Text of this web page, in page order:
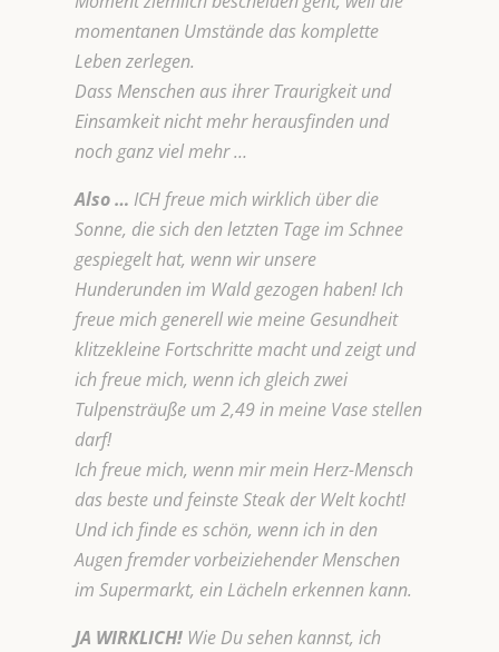
momentanen Umstände das komplette
Leben zerlegen.
Dass Menschen aus ihrer Traurigkeit und
Einsamkeit nicht mehr herausfinden und
noch ganz viel mehr …
Also … ICH freue mich wirklich über die
Sonne, die sich den letzten Tage im Schnee
gespiegelt hat, wenn wir unsere
Hunderunden im Wald gezogen haben! Ich
freue mich generell wie meine Gesundheit
klitzekleine Fortschritte macht und zeigt und
ich freue mich, wenn ich gleich zwei
Tulpensträuße um 2,49 in meine Vase stellen
darf!
Ich freue mich, wenn mir mein Herz-Mensch
das beste und feinste Steak der Welt kocht!
Und ich finde es schön, wenn ich in den
Augen fremder vorbeiziehender Menschen
im Supermarkt, ein Lächeln erkennen kann.
JA WIRKLICH! Wie Du sehen kannst, ich